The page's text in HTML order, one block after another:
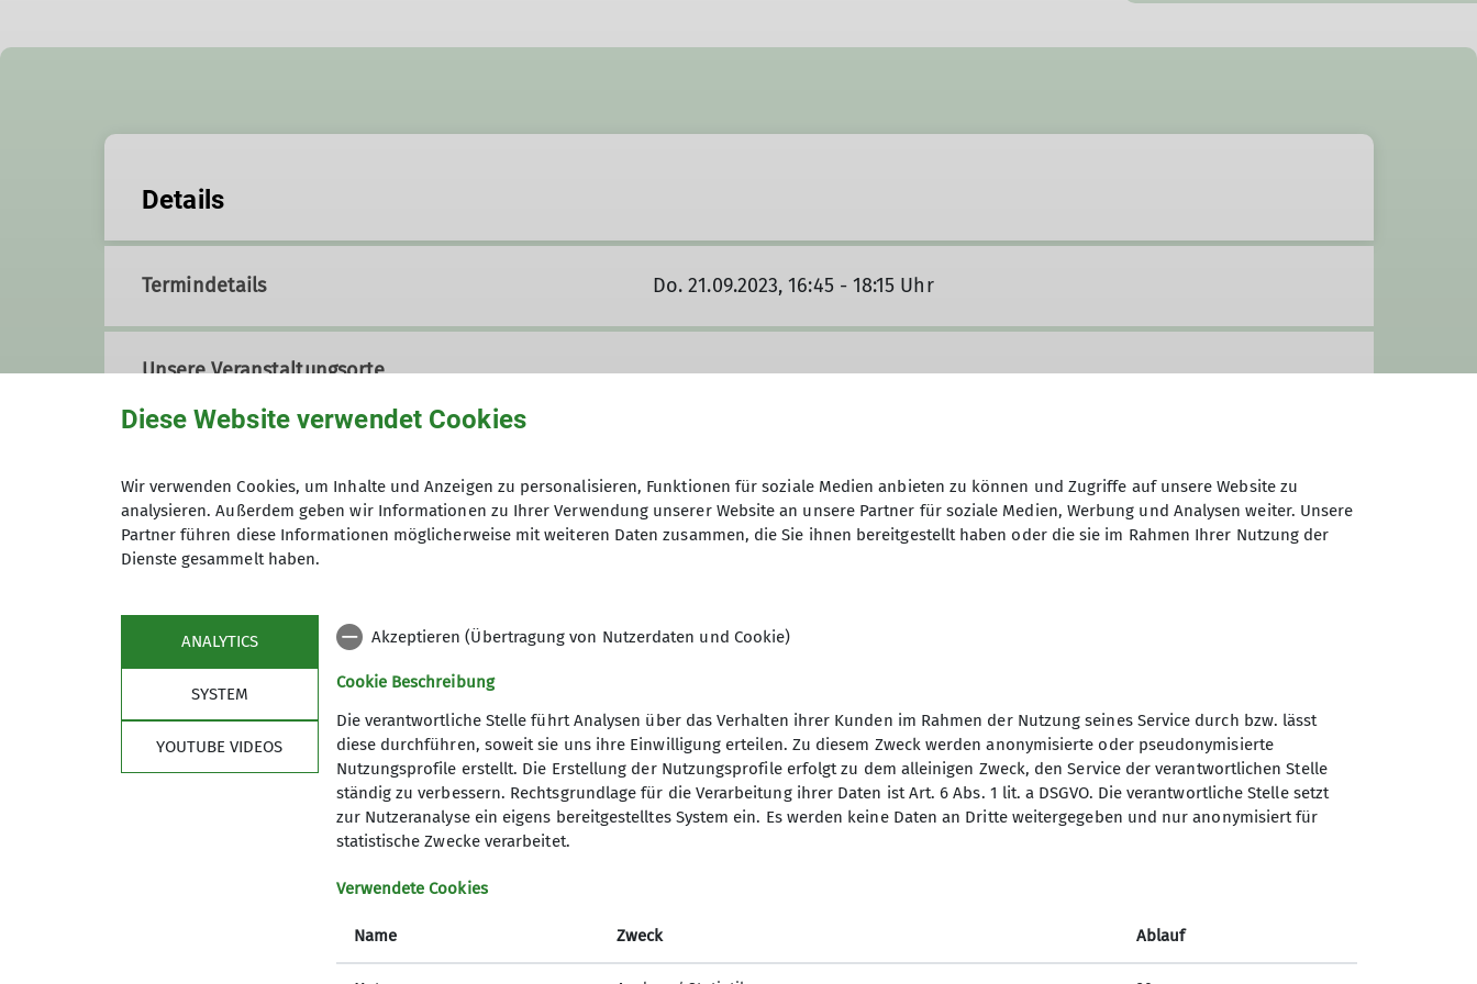
Details
Termindetails Do. 21.09.2023, 16:45 - 18:15 Uhr
Unsere Veranstaltungsorte
Pfarrer-Kraus-Straße 63
Programm
Vorträge
Anmeldung
DAV
Sektion Koblenz des
Deutschen Alpenvereins e.V.
Kolonnenweg 7
Kontakt
Diese Website verwendet Cookies
Wir verwenden Cookies, um Inhalte und Anzeigen zu personalisieren, Funktionen für soziale Medien anbieten zu können und Zugriffe auf unsere Website zu
analysieren. Außerdem geben wir Informationen zu Ihrer Verwendung unserer Website an unsere Partner für soziale Medien, Werbung und Analysen weiter. Unsere
Partner führen diese Informationen möglicherweise mit weiteren Daten zusammen, die Sie ihnen bereitgestellt haben oder die sie im Rahmen Ihrer Nutzung der
Dienste gesammelt haben.
ANALYTICS
SYSTEM
YOUTUBE VIDEOS
Akzeptieren (Übertragung von Nutzerdaten und Cookie)
Cookie Beschreibung
Die verantwortliche Stelle führt Analysen über das Verhalten ihrer Kunden im Rahmen der Nutzung seines Service durch bzw. lässt
diese durchführen, soweit sie uns ihre Einwilligung erteilen. Zu diesem Zweck werden anonymisierte oder pseudonymisierte
Nutzungsprofile erstellt. Die Erstellung der Nutzungsprofile erfolgt zu dem alleinigen Zweck, den Service der verantwortlichen Stelle
ständig zu verbessern. Rechtsgrundlage für die Verarbeitung ihrer Daten ist Art. 6 Abs. 1 lit. a DSGVO. Die verantwortliche Stelle setzt
zur Nutzeranalyse ein eigens bereitgestelltes System ein. Es werden keine Daten an Dritte weitergegeben und nur anonymisiert für
statistische Zwecke verarbeitet.
Verwendete Cookies
Name Zweck Ablauf